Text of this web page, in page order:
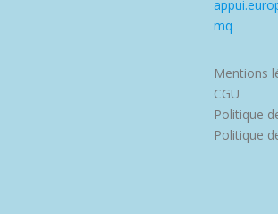
mq
Mentions
CGU
Politique
Politique